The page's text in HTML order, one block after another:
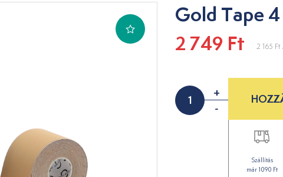
Gold Tape
2 749 Ft
2 165 Ft
+
-
Szállítás
már 1090 Ft